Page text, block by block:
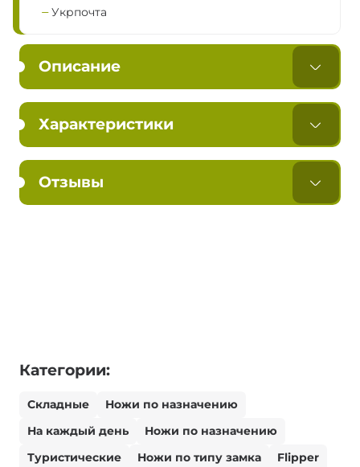
Укрпочта
Описание
Характеристики
Отзывы
Категории:
Складные
Ножи по назначению
На каждый день
Ножи по назначению
Туристические
Ножи по типу замка
Flipper